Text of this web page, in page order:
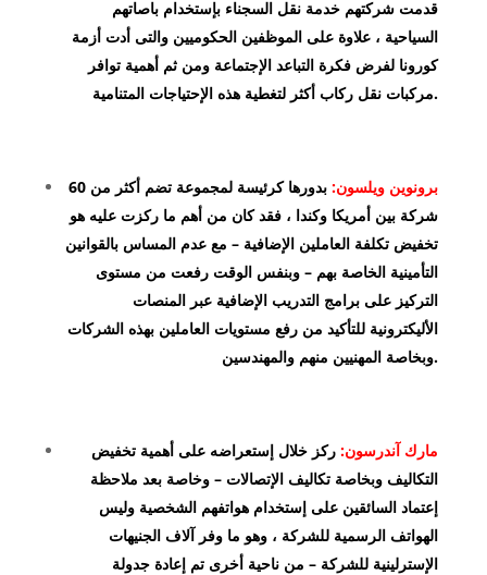
قدمت شركتهم خدمة نقل السجناء بإستخدام باصاتهم
السياحية ، علاوة على الموظفين الحكوميين والتى أدت أزمة
كورونا لفرض فكرة التباعد الإجتماعة ومن ثم أهمية توافر
مركبات نقل ركاب أكثر لتغطية هذه الإحتياجات المتنامية.
برونوين ويلسون:
بدورها كرئيسة لمجموعة تضم أكثر من 60
شركة بين أمريكا وكندا ، فقد كان من أهم ما ركزت عليه هو
تخفيض تكلفة العاملين الإضافية – مع عدم المساس بالقوانين
التأمينية الخاصة بهم – وبنفس الوقت رفعت من مستوى
التركيز على برامج التدريب الإضافية عبر المنصات
الأليكترونية للتأكيد من رفع مستويات العاملين بهذه الشركات
وبخاصة المهنيين منهم والمهندسين.
مارك آندرسون: ركز خلال إستعراضه على أهمية تخفيض
التكاليف وبخاصة تكاليف الإتصالات – وخاصة بعد ملاحظة
إعتماد السائقين على إستخدام هواتفهم الشخصية وليس
الهواتف الرسمية للشركة ، وهو ما وفر آلاف الجنيهات
الإسترلينية للشركة – من ناحية أخرى تم إعادة جدولة